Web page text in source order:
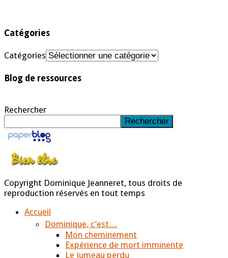
Catégories
Catégories
Blog de ressources
Rechercher
Rechercher
Copyright Dominique Jeanneret, tous droits de
reproduction réservés en tout temps
Accueil
Dominique, c’est…
Mon cheminement
Expérience de mort imminente
Le jumeau perdu